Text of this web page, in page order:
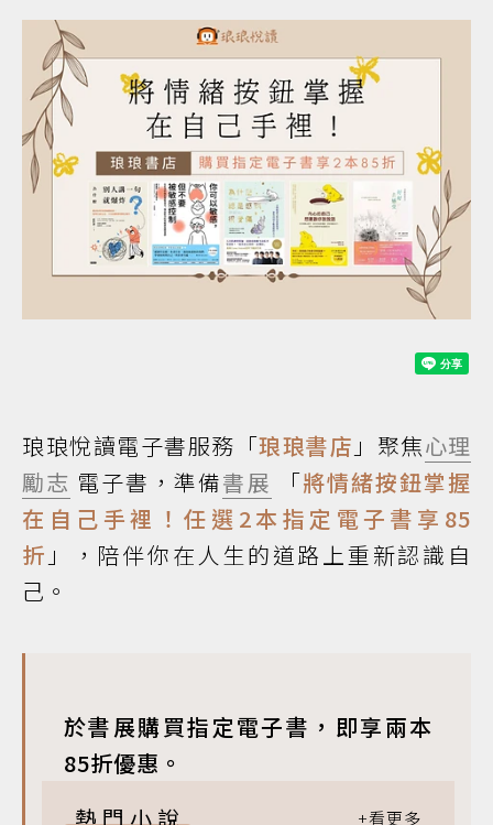
琅琅悅讀電子書服務「琅琅書店 」聚焦心理
勵志 電子書，準備書展 「將情緒按鈕掌握
在自己手裡！任選2本指定電子書享85
折 」，陪伴你在人生的道路上重新認識自
己。
於書展購買指定電子書，即享兩本
85折優惠。
熱門小說